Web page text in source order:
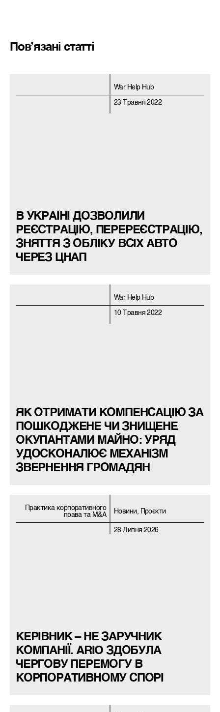
Пов’язані статті
War Help Hub
23 Травня 2022
В УКРАЇНІ ДОЗВОЛИЛИ
РЕЄСТРАЦІЮ, ПЕРЕРЕЄСТРАЦІЮ,
ЗНЯТТЯ З ОБЛІКУ ВСІХ АВТО
ЧЕРЕЗ ЦНАП
War Help Hub
10 Травня 2022
ЯК ОТРИМАТИ КОМПЕНСАЦІЮ ЗА
ПОШКОДЖЕНЕ ЧИ ЗНИЩЕНЕ
ОКУПАНТАМИ МАЙНО: УРЯД
УДОСКОНАЛЮЄ МЕХАНІЗМ
ЗВЕРНЕННЯ ГРОМАДЯН
Практика корпоративного
права та M&A
Новини, Проєкти
28 Липня 2026
КЕРІВНИК – НЕ ЗАРУЧНИК
КОМПАНІЇ. ARIO ЗДОБУЛА
ЧЕРГОВУ ПЕРЕМОГУ В
КОРПОРАТИВНОМУ СПОРІ